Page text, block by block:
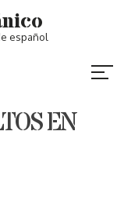
español
EN